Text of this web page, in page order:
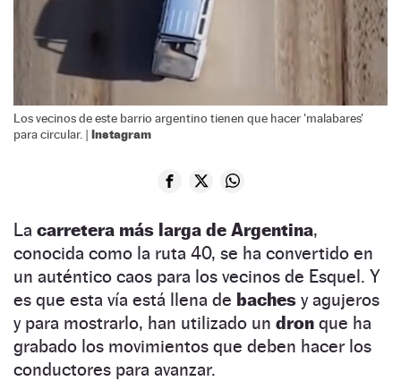
Los vecinos de este barrio argentino tienen que hacer 'malabares'
para circular. | Instagram
La carretera más larga de Argentina,
conocida como la ruta 40, se ha convertido en
un auténtico caos para los vecinos de Esquel. Y
es que esta vía está llena de baches y agujeros
y para mostrarlo, han utilizado un dron que ha
grabado los movimientos que deben hacer los
conductores para avanzar.